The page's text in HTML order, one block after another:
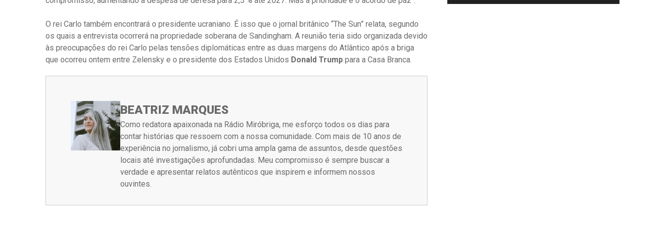
O rei Carlo também encontrará o presidente ucraniano. É isso que o jornal britânico “The Sun” relata, segundo
os quais a entrevista ocorrerá na propriedade soberana de Sandingham. A reunião teria sido organizada devido
às preocupações do rei Carlo pelas tensões diplomáticas entre as duas margens do Atlântico após a briga
que ocorreu ontem entre Zelensky e o presidente dos Estados Unidos Donald Trump para a Casa Branca.
BEATRIZ MARQUES
Como redatora apaixonada na Rádio Miróbriga, me esforço todos os dias para
contar histórias que ressoem com a nossa comunidade. Com mais de 10 anos de
experiência no jornalismo, já cobri uma ampla gama de assuntos, desde questões
locais até investigações aprofundadas. Meu compromisso é sempre buscar a
verdade e apresentar relatos autênticos que inspirem e informem nossos
ouvintes.